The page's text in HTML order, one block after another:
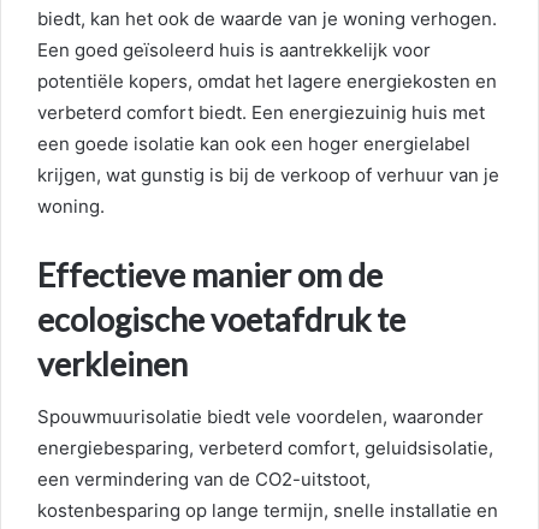
biedt, kan het ook de waarde van je woning verhogen.
Een goed geïsoleerd huis is aantrekkelijk voor
potentiële kopers, omdat het lagere energiekosten en
verbeterd comfort biedt. Een energiezuinig huis met
een goede isolatie kan ook een hoger energielabel
krijgen, wat gunstig is bij de verkoop of verhuur van je
woning.
Effectieve manier om de
ecologische voetafdruk te
verkleinen
Spouwmuurisolatie biedt vele voordelen, waaronder
energiebesparing, verbeterd comfort, geluidsisolatie,
een vermindering van de CO2-uitstoot,
kostenbesparing op lange termijn, snelle installatie en